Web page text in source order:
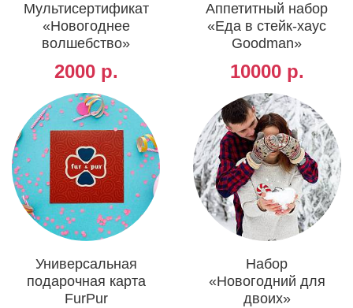
Мультисертификат
«Новогоднее
волшебство»
2000 р.
Аппетитный набор
«Еда в стейк-хаус
Goodman»
10000 р.
Универсальная
подарочная карта
FurPur
Набор
«Новогодний для
двоих»